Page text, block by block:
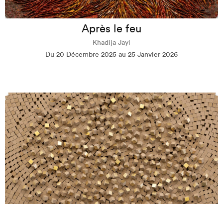
Après le feu
Khadija Jayi
Du 20 Décembre 2025 au 25 Janvier 2026